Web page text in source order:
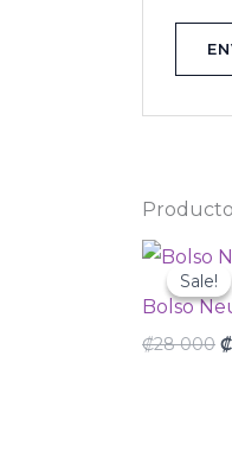
Sale!
Sale!
Bolso
₡28 000 ₡